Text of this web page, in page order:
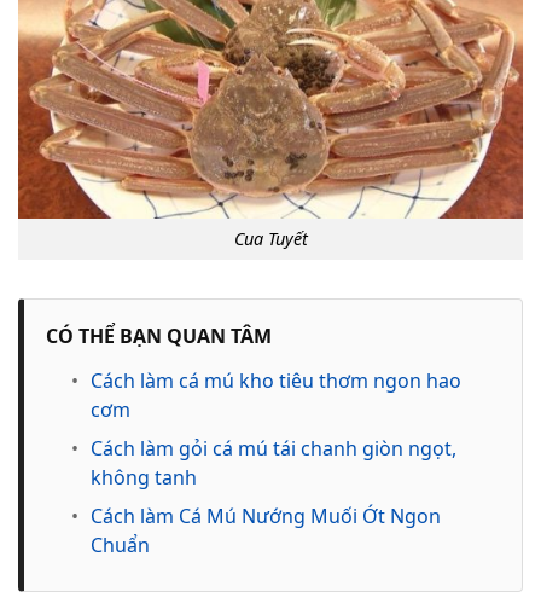
Cua Tuyết
CÓ THỂ BẠN QUAN TÂM
• Cách làm cá mú kho tiêu thơm ngon hao
cơm
• Cách làm gỏi cá mú tái chanh giòn ngọt,
không tanh
• Cách làm Cá Mú Nướng Muối Ớt Ngon
Chuẩn